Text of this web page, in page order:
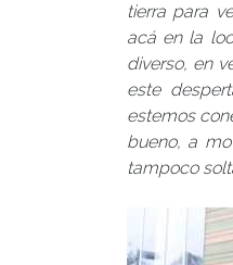
tierra para
acá en la
diverso, en
este
estemos
bueno, a
tampoco